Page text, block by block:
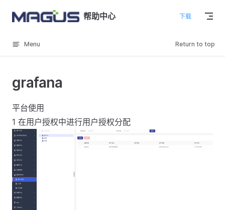
Skip to content 帮助中心 下载
Menu Return to top
grafana
平台使用
1 在用户授权中进行用户授权分配